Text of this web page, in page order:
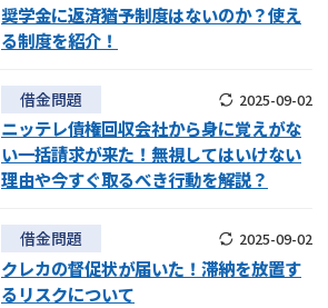
奨学金に返済猶予制度はないのか？使え
る制度を紹介！
借金問題 2025-09-02
ニッテレ債権回収会社から身に覚えがな
い一括請求が来た！無視してはいけない
理由や今すぐ取るべき行動を解説？
借金問題 2025-09-02
クレカの督促状が届いた！滞納を放置す
るリスクについて